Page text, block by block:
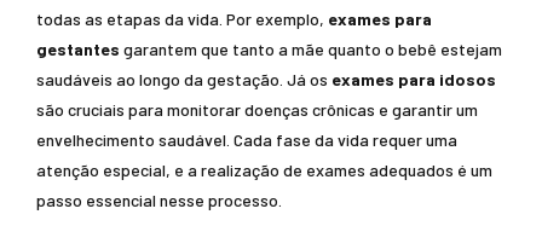
todas as etapas da vida. Por exemplo, exames para
gestantes garantem que tanto a mãe quanto o bebê estejam
saudáveis ao longo da gestação. Já os exames para idosos
são cruciais para monitorar doenças crônicas e garantir um
envelhecimento saudável. Cada fase da vida requer uma
atenção especial, e a realização de exames adequados é um
passo essencial nesse processo.